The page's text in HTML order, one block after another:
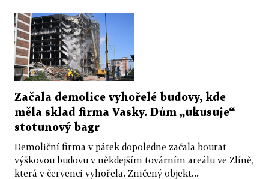
Začala demolice vyhořelé budovy, kde
měla sklad firma Vasky. Dům „ukusuje“
stotunový bagr
Demoliční firma v pátek dopoledne začala bourat
výškovou budovu v někdejším továrním areálu ve Zlíně,
která v červenci vyhořela. Zničený objekt...